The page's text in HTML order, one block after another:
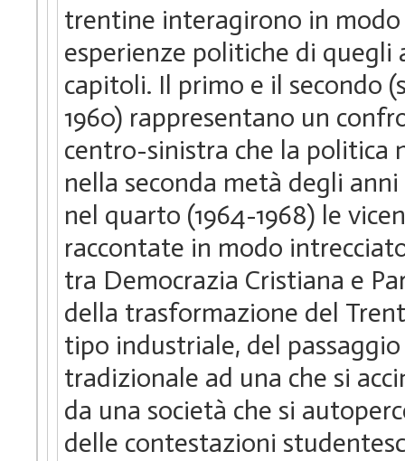
trentine interagirono in
esperienze politiche di
capitoli. Il primo e il secondo
1960) rappresentano un
centro-sinistra che la politica
nella seconda metà degli
nel quarto (1964-1968) le
raccontate in modo
tra Democrazia Cristiana e
della trasformazione del
tipo industriale, del
tradizionale ad una che si
da una società che si
delle contestazioni